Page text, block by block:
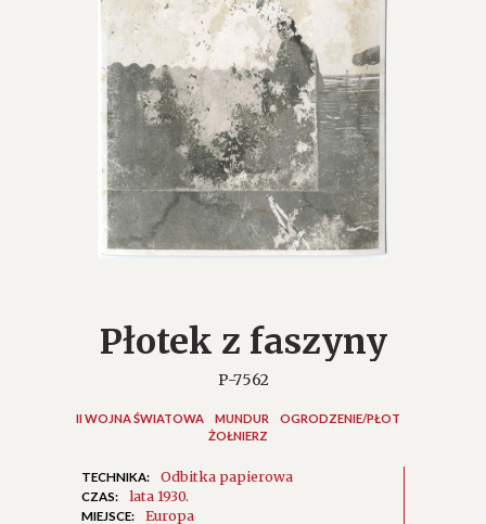
Płotek z faszyny
P-7562
II WOJNA ŚWIATOWA MUNDUR
OGRODZENIE/PŁOT
ŻOŁNIERZ
TECHNIKA: Odbitka papierowa
CZAS: lata 1930.
MIEJSCE: Europa